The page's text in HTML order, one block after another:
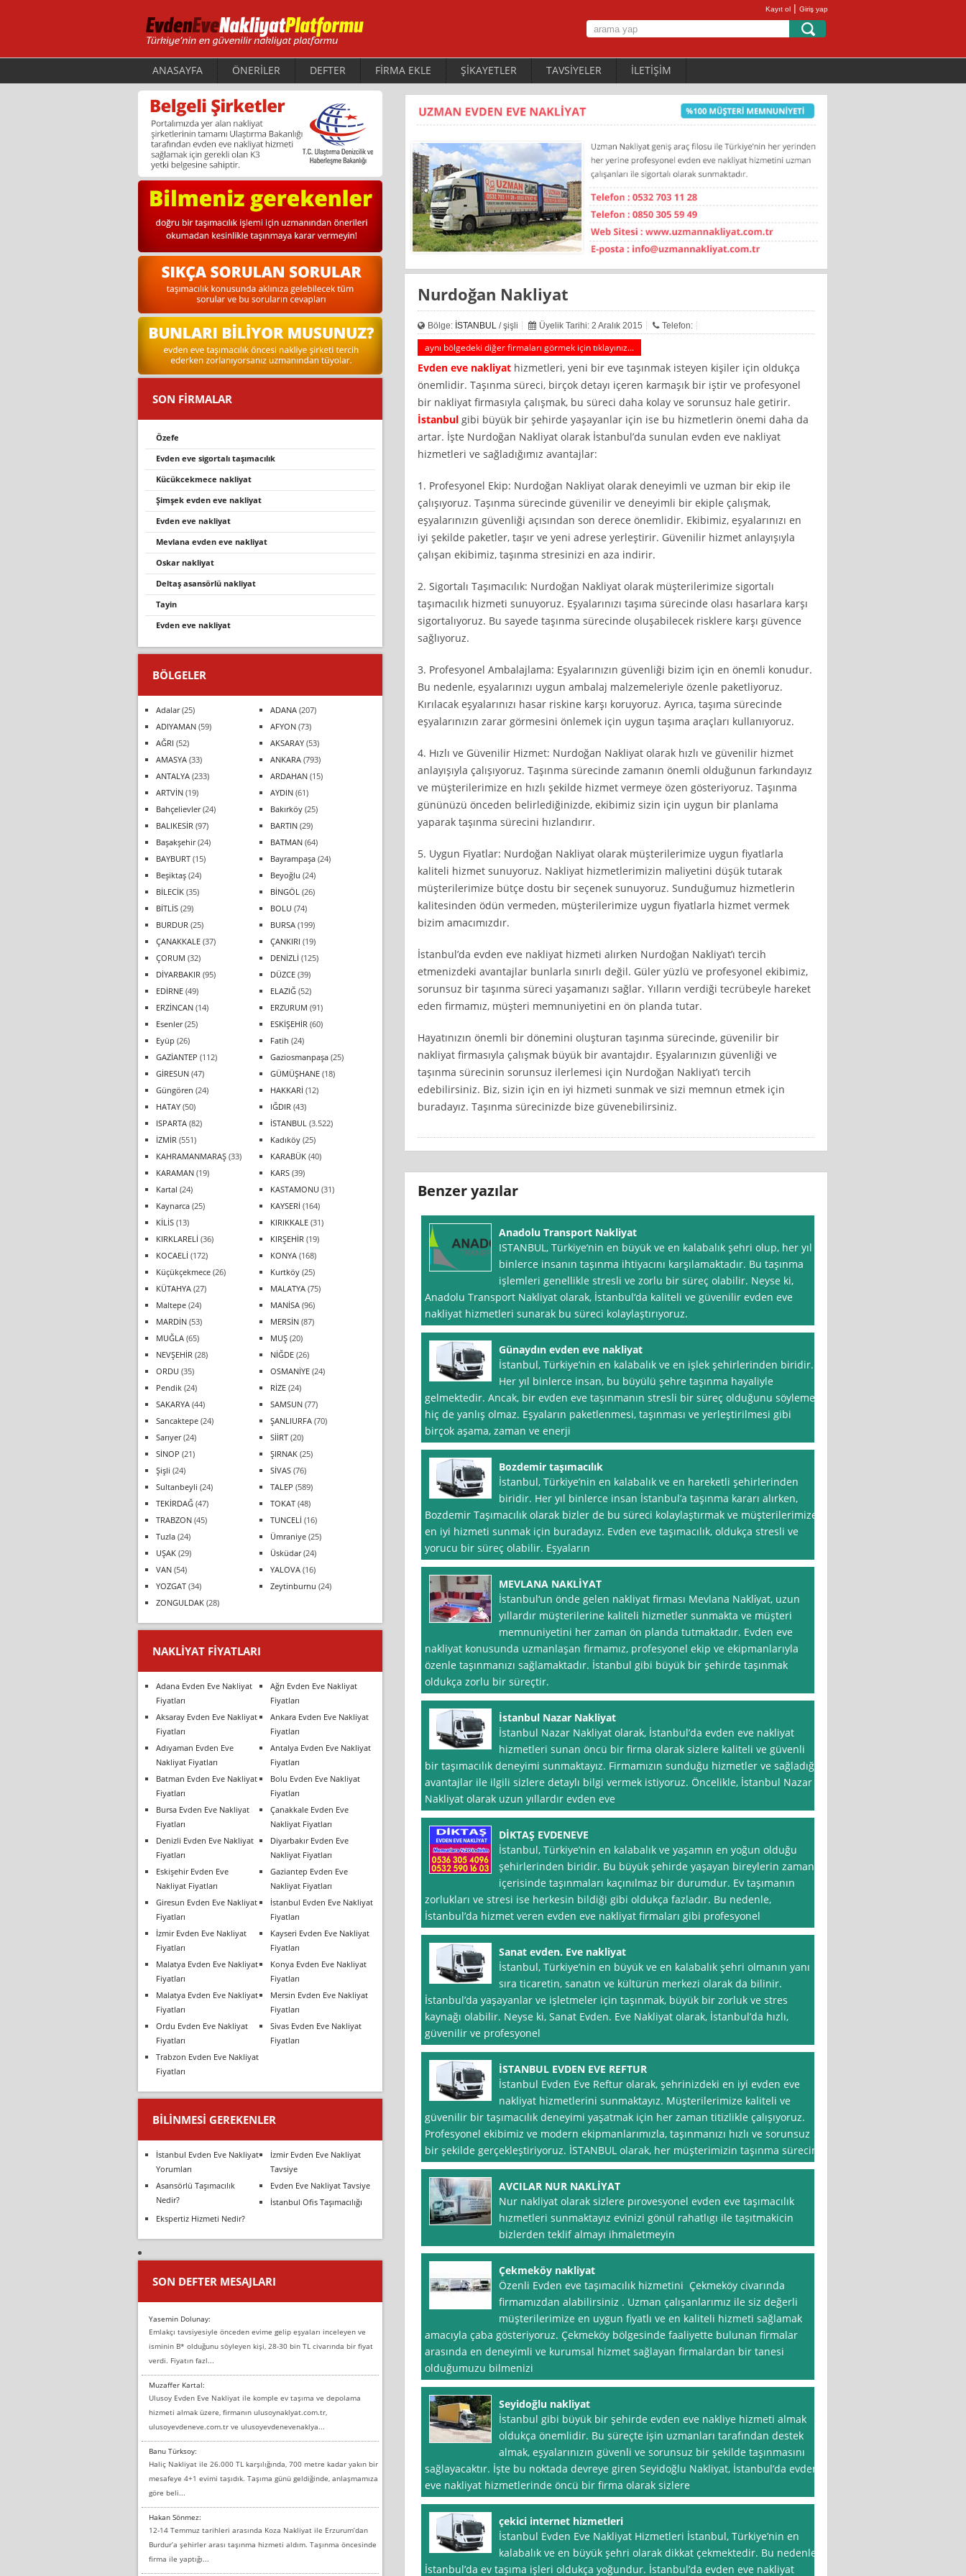
Kayıt ol | Giriş yap
ANASAYFA ÖNERİLER DEFTER FİRMA EKLE ŞİKAYETLER TAVSİYELER İLETİŞİM
Nurdoğan Nakliyat
Bölge: İSTANBUL/ şişli Üyelik Tarihi: 2 Aralık 2015 Telefon:
aynı bölgedeki diğer firmaları görmek için tıklayınız...
Evden eve nakliyathizmetleri, yeni bir eve taşınmak isteyen kişiler için oldukça
önemlidir. Taşınma süreci, birçok detayı içeren karmaşık bir iştir ve profesyonel
bir nakliyat firmasıyla çalışmak, bu süreci daha kolay ve sorunsuz hale getirir.
İstanbulgibi büyük bir şehirde yaşayanlar için ise bu hizmetlerin önemi daha da
artar. İşte Nurdoğan Nakliyat olarak İstanbul’da sunulan evden eve nakliyat
hizmetleri ve sağladığımız avantajlar:
1. Profesyonel Ekip: Nurdoğan Nakliyat olarak deneyimli ve uzman bir ekip ile
çalışıyoruz. Taşınma sürecinde güvenilir ve deneyimli bir ekiple çalışmak,
eşyalarınızın güvenliği açısından son derece önemlidir. Ekibimiz, eşyalarınızı en
iyi şekilde paketler, taşır ve yeni adrese yerleştirir. Güvenilir hizmet anlayışıyla
çalışan ekibimiz, taşınma stresinizi en aza indirir.
2. Sigortalı Taşımacılık: Nurdoğan Nakliyat olarak müşterilerimize sigortalı
taşımacılık hizmeti sunuyoruz. Eşyalarınızı taşıma sürecinde olası hasarlara karşı
sigortalıyoruz. Bu sayede taşınma sürecinde oluşabilecek risklere karşı güvence
sağlıyoruz.
3. Profesyonel Ambalajlama: Eşyalarınızın güvenliği bizim için en önemli konudur.
Bu nedenle, eşyalarınızı uygun ambalaj malzemeleriyle özenle paketliyoruz.
Kırılacak eşyalarınızı hasar riskine karşı koruyoruz. Ayrıca, taşıma sürecinde
eşyalarınızın zarar görmesini önlemek için uygun taşıma araçları kullanıyoruz.
4. Hızlı ve Güvenilir Hizmet: Nurdoğan Nakliyat olarak hızlı ve güvenilir hizmet
anlayışıyla çalışıyoruz. Taşınma sürecinde zamanın önemli olduğunun farkındayız
ve müşterilerimize en hızlı şekilde hizmet vermeye özen gösteriyoruz. Taşınma
gününüzü önceden belirlediğinizde, ekibimiz sizin için uygun bir planlama
yaparak taşınma sürecini hızlandırır.
5. Uygun Fiyatlar: Nurdoğan Nakliyat olarak müşterilerimize uygun fiyatlarla
kaliteli hizmet sunuyoruz. Nakliyat hizmetlerimizin maliyetini düşük tutarak
müşterilerimize bütçe dostu bir seçenek sunuyoruz. Sunduğumuz hizmetlerin
kalitesinden ödün vermeden, müşterilerimize uygun fiyatlarla hizmet vermek
bizim amacımızdır.
İstanbul’da evden eve nakliyat hizmeti alırken Nurdoğan Nakliyat’ı tercih
etmenizdeki avantajlar bunlarla sınırlı değil. Güler yüzlü ve profesyonel ekibimiz,
sorunsuz bir taşınma süreci yaşamanızı sağlar. Yılların verdiği tecrübeyle hareket
eden firmamız, müşteri memnuniyetini en ön planda tutar.
Hayatınızın önemli bir dönemini oluşturan taşınma sürecinde, güvenilir bir
nakliyat firmasıyla çalışmak büyük bir avantajdır. Eşyalarınızın güvenliği ve
taşınma sürecinin sorunsuz ilerlemesi için Nurdoğan Nakliyat’ı tercih
edebilirsiniz. Biz, sizin için en iyi hizmeti sunmak ve sizi memnun etmek için
buradayız. Taşınma sürecinizde bize güvenebilirsiniz.
Benzer yazılar
Anadolu Transport Nakliyat
ISTANBUL, Türkiye’nin en büyük ve en kalabalık şehri olup, her yıl
binlerce insanın taşınma ihtiyacını karşılamaktadır. Bu taşınma
işlemleri genellikle stresli ve zorlu bir süreç olabilir. Neyse ki,
Anadolu Transport Nakliyat olarak, İstanbul‘da kaliteli ve güvenilir evden eve
nakliyat hizmetleri sunarak bu süreci kolaylaştırıyoruz.
Günaydın evden eve nakliyat
İstanbul, Türkiye’nin en kalabalık ve en işlek şehirlerinden biridir.
Her yıl binlerce insan, bu büyülü şehre taşınma hayaliyle
gelmektedir. Ancak, bir evden eve taşınmanın stresli bir süreç olduğunu söylemek
hiç de yanlış olmaz. Eşyaların paketlenmesi, taşınması ve yerleştirilmesi gibi
birçok aşama, zaman ve enerji
Bozdemir taşımacılık
İstanbul, Türkiye’nin en kalabalık ve en hareketli şehirlerinden
biridir. Her yıl binlerce insan İstanbul’a taşınma kararı alırken,
Bozdemir Taşımacılık olarak bizler de bu süreci kolaylaştırmak ve müşterilerimize
en iyi hizmeti sunmak için buradayız. Evden eve taşımacılık, oldukça stresli ve
yorucu bir süreç olabilir. Eşyaların
MEVLANA NAKLİYAT
İstanbul‘un önde gelen nakliyat firması Mevlana Nakli̇yat, uzun
yıllardır müşterilerine kaliteli hizmetler sunmakta ve müşteri
memnuniyetini her zaman ön planda tutmaktadır. Evden eve
nakliyat konusunda uzmanlaşan firmamız, profesyonel ekip ve ekipmanlarıyla
özenle taşınmanızı sağlamaktadır. İstanbul gibi büyük bir şehirde taşınmak
oldukça zorlu bir süreçtir.
İstanbul Nazar Nakliyat
İstanbul Nazar Nakliyat olarak, İstanbul’da evden eve nakliyat
hizmetleri sunan öncü bir firma olarak sizlere kaliteli ve güvenli
bir taşımacılık deneyimi sunmaktayız. Firmamızın sunduğu hizmetler ve sağladığı
avantajlar ile ilgili sizlere detaylı bilgi vermek istiyoruz. Öncelikle, İstanbul Nazar
Nakliyat olarak uzun yıllardır evden eve
DİKTAŞ EVDENEVE
İstanbul, Türkiye’nin en kalabalık ve yaşamın en yoğun olduğu
şehirlerinden biridir. Bu büyük şehirde yaşayan bireylerin zaman
içerisinde taşınmaları kaçınılmaz bir durumdur. Ev taşımanın
zorlukları ve stresi ise herkesin bildiği gibi oldukça fazladır. Bu nedenle,
İstanbul’da hizmet veren evden eve nakliyat firmaları gibi profesyonel
Sanat evden. Eve nakliyat
İstanbul, Türkiye’nin en büyük ve en kalabalık şehri olmanın yanı
sıra ticaretin, sanatın ve kültürün merkezi olarak da bilinir.
İstanbul’da yaşayanlar ve işletmeler için taşınmak, büyük bir zorluk ve stres
kaynağı olabilir. Neyse ki, Sanat Evden. Eve Nakliyat olarak, İstanbul’da hızlı,
güvenilir ve profesyonel
İSTANBUL EVDEN EVE REFTUR
İstanbul Evden Eve Reftur olarak, şehrinizdeki en iyi evden eve
nakliyat hizmetlerini sunmaktayız. Müşterilerimize kaliteli ve
güvenilir bir taşımacılık deneyimi yaşatmak için her zaman titizlikle çalışıyoruz.
Profesyonel ekibimiz ve modern ekipmanlarımızla, taşınmanızı hızlı ve sorunsuz
bir şekilde gerçekleştiriyoruz. İSTANBUL olarak, her müşterimizin taşınma sürecini
AVCILAR NUR NAKLİYAT
Nur nakliyat olarak sizlere pırovesyonel evden eve taşımacılık
hızmetleri sunmaktayız evinizi gönül rahatlıgı ile taşıtmakicin
bizlerden teklif almayı ihmaletmeyin
Çekmeköy nakliyat
Özenli Evden eve taşımacılık hizmetini Çekmeköy civarında
firmamızdan alabilirsiniz . Uzman çalışanlarımız ile siz değerli
müşterilerimize en uygun fiyatlı ve en kaliteli hizmeti sağlamak
amacıyla çaba gösteriyoruz. Çekmeköy bölgesinde faaliyette bulunan firmalar
arasında en deneyimli ve kurumsal hizmet sağlayan firmalardan bir tanesi
olduğumuzu bilmenizi
Seyidoğlu nakliyat
İstanbul gibi büyük bir şehirde evden eve nakliye hizmeti almak
oldukça önemlidir. Bu süreçte işin uzmanları tarafından destek
almak, eşyalarınızın güvenli ve sorunsuz bir şekilde taşınmasını
sağlayacaktır. İşte bu noktada devreye giren Seyidoğlu Nakliyat, İstanbul’da evden
eve nakliyat hizmetlerinde öncü bir firma olarak sizlere
çekici internet hizmetleri
İstanbul Evden Eve Nakliyat Hizmetleri İstanbul, Türkiye’nin en
kalabalık ve en büyük şehri olarak dikkat çekmektedir. Bu nedenle,
İstanbul’da ev taşıma işleri oldukça yoğundur. İstanbul’da evden eve nakliyat
SON FİRMALAR
özefe
evden eve sigortalı taşımacılık
kücükcekmece nakli̇yat
şimşek evden eve nakliyat
evden eve nakliyat
mevlana evden eve nakliyat
oskar nakli̇yat
deltaş asansörlü nakliyat
tayin
evden eve nakliyat
BÖLGELER
Adalar(25) ADANA (207)
ADIYAMAN (59) AFYON (73)
AĞRI (52) AKSARAY (53)
AMASYA (33) ANKARA (793)
ANTALYA (233) ARDAHAN (15)
ARTVİN (19) AYDIN (61)
Bahçelievler(24) Bakırköy (25)
BALIKESİR (97) BARTIN (29)
Başakşehir(24) BATMAN (64)
BAYBURT (15) Bayrampaşa (24)
Beşiktaş (24) Beyoğlu (24)
BİLECİK (35) BİNGÖL (26)
BİTLİS (29) BOLU (74)
BURDUR (25) BURSA (199)
ÇANAKKALE (37) ÇANKIRI (19)
ÇORUM (32) DENİZLİ (125)
DİYARBAKIR (95) DÜZCE (39)
EDİRNE (49) ELAZIĞ (52)
ERZİNCAN (14) ERZURUM (91)
Esenler(25) ESKİŞEHİR (60)
Eyüp (26) Fatih (24)
GAZİANTEP (112) Gaziosmanpaşa (25)
GİRESUN (47) GÜMÜŞHANE (18)
Güngören (24) HAKKARİ (12)
HATAY (50) IĞDIR (43)
ISPARTA (82) İSTANBUL (3.522)
İZMİR (551) Kadıköy (25)
KAHRAMANMARAŞ (33) KARABÜK (40)
KARAMAN (19) KARS (39)
Kartal (24) KASTAMONU (31)
Kaynarca (25) KAYSERİ (164)
KİLİS (13) KIRIKKALE (31)
KIRKLARELİ (36) KIRŞEHİR (19)
KOCAELİ (172) KONYA (168)
Küçükçekmece (26) Kurtköy (25)
KÜTAHYA (27) MALATYA (75)
Maltepe (24) MANİSA (96)
MARDİN (53) MERSİN (87)
MUĞLA (65) MUŞ (20)
NEVŞEHİR (28) NİĞDE (26)
ORDU (35) OSMANİYE (24)
Pendik (24) RİZE (24)
SAKARYA (44) SAMSUN (77)
Sancaktepe (24) ŞANLIURFA (70)
Sarıyer(24) SİİRT (20)
SİNOP (21) ŞIRNAK (25)
Şişli (24) SİVAS (76)
Sultanbeyli (24) TALEP (589)
TEKİRDAĞ (47) TOKAT (48)
TRABZON (45) TUNCELİ (16)
Tuzla (24) Ümraniye (25)
UŞAK (29) Üsküdar(24)
VAN (54) YALOVA (16)
YOZGAT (34) Zeytinburnu (24)
ZONGULDAK (28)
NAKLIYAT FIYATLARI
Adana Evden Eve Nakliyat
Fiyatları
Ağrı Evden Eve Nakliyat
Fiyatları
Aksaray Evden Eve Nakliyat
Fiyatları
Ankara Evden Eve Nakliyat
Fiyatları
Adıyaman Evden Eve
Nakliyat Fiyatları
Antalya Evden Eve Nakliyat
Fiyatları
Batman Evden Eve Nakliyat
Fiyatları
Bolu Evden Eve Nakliyat
Fiyatları
Bursa Evden Eve Nakliyat
Fiyatları
Çanakkale Evden Eve
Nakliyat Fiyatları
Denizli Evden Eve Nakliyat
Fiyatları
Diyarbakır Evden Eve
Nakliyat Fiyatları
Eskişehir Evden Eve
Nakliyat Fiyatları
Gaziantep Evden Eve
Nakliyat Fiyatları
Giresun Evden Eve Nakliyat
Fiyatları
İstanbul Evden Eve Nakliyat
Fiyatları
İzmir Evden Eve Nakliyat
Fiyatları
Kayseri Evden Eve Nakliyat
Fiyatları
Malatya Evden Eve Nakliyat
Fiyatları
Konya Evden Eve Nakliyat
Fiyatları
Malatya Evden Eve Nakliyat
Fiyatları
Mersin Evden Eve Nakliyat
Fiyatları
Ordu Evden Eve Nakliyat
Fiyatları
Sivas Evden Eve Nakliyat
Fiyatları
Trabzon Evden Eve Nakliyat
Fiyatları
BILINMESI GEREKENLER
İstanbul Evden Eve Nakliyat
Yorumları
İzmir Evden Eve Nakliyat
Tavsiye
Asansörlü Taşımacılık
Nedir?
Evden Eve Nakliyat Tavsiye
İstanbul Ofis Taşımacılığı
Ekspertiz Hizmeti Nedir?
SON DEFTER MESAJLARI
Yasemin Dolunay:
Emlakçı tavsiyesiyle önceden evime gelip eşyaları inceleyen ve
isminin B* olduğunu söyleyen kişi, 28-30 bin TL civarında bir fiyat
verdi. Fiyatın fazl...
Muzaffer Kartal:
Ulusoy Evden Eve Nakliyat ile komple ev taşıma ve depolama
hizmeti almak üzere, firmanın ulusoynaklyat.com.tr,
ulusoyevdeneve.com.tr ve ulusoyevdenevenaklya...
Banu Türksoy:
Haliç Nakliyat ile 26.000 TL karşılığında, 700 metre kadar yakın bir
mesafeye 4+1 evimi taşıdık. Taşıma günü geldiğinde, anlaşmamıza
göre beli...
Hakan Sönmez:
12-14 Temmuz tarihleri arasında Koza Nakliyat ile Erzurum’dan
Burdur’a şehirler arası taşınma hizmeti aldım. Taşınma öncesinde
firma ile yaptığı...